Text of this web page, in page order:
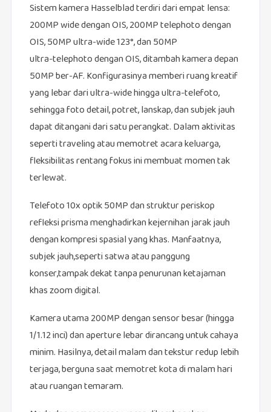
Sistem kamera Hasselblad terdiri dari empat lensa:
200MP wide dengan OIS, 200MP telephoto dengan
OIS, 50MP ultra‑wide 123°, dan 50MP
ultra‑telephoto dengan OIS, ditambah kamera depan
50MP ber‑AF. Konfigurasinya memberi ruang kreatif
yang lebar dari ultra‑wide hingga ultra‑telefoto,
sehingga foto detail, potret, lanskap, dan subjek jauh
dapat ditangani dari satu perangkat. Dalam aktivitas
seperti traveling atau memotret acara keluarga,
fleksibilitas rentang fokus ini membuat momen tak
terlewat.
Telefoto 10x optik 50MP dan struktur periskop
refleksi prisma menghadirkan kejernihan jarak jauh
dengan kompresi spasial yang khas. Manfaatnya,
subjek jauh,seperti satwa atau panggung
konser,tampak dekat tanpa penurunan ketajaman
khas zoom digital.
Kamera utama 200MP dengan sensor besar (hingga
1/1.12 inci) dan aperture lebar dirancang untuk cahaya
minim. Hasilnya, detail malam dan tekstur redup lebih
terjaga, berguna saat memotret kota di malam hari
atau ruangan temaram.